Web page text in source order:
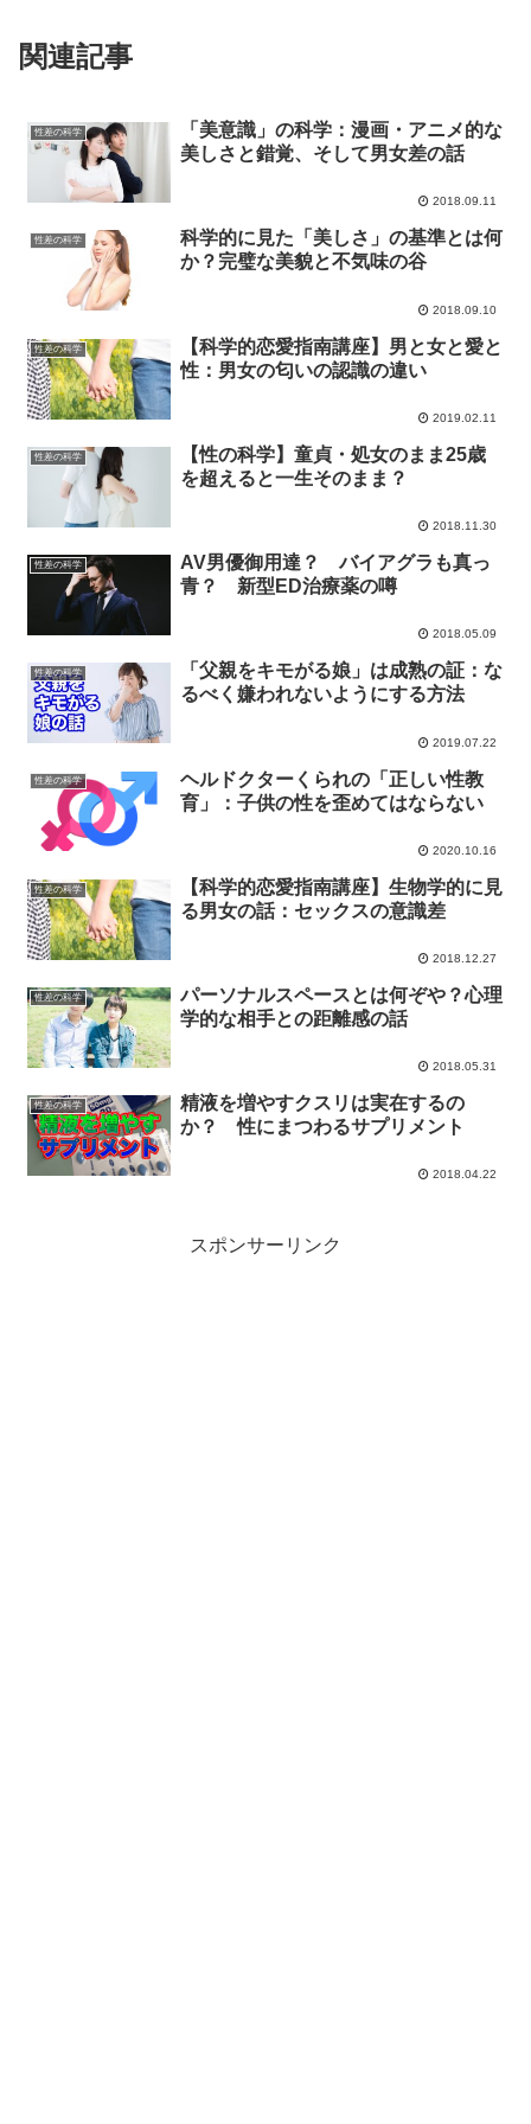
関連記事
性差の科学
「美意識」の科学：漫画・アニメ的な
美しさと錯覚、そして男女差の話
2018.09.11
性差の科学
科学的に見た「美しさ」の基準とは何
か？完璧な美貌と不気味の谷
2018.09.10
性差の科学
【科学的恋愛指南講座】男と女と愛と
性：男女の匂いの認識の違い
2019.02.11
性差の科学
【性の科学】童貞・処女のまま25歳
を超えると一生そのまま？
2018.11.30
性差の科学
AV男優御用達？ バイアグラも真っ
青？ 新型ED治療薬の噂
2018.05.09
性差の科学
「父親をキモがる娘」は成熟の証：な
るべく嫌われないようにする方法
2019.07.22
性差の科学
ヘルドクターくられの「正しい性教
育」：子供の性を歪めてはならない
2020.10.16
性差の科学
【科学的恋愛指南講座】生物学的に見
る男女の話：セックスの意識差
2018.12.27
性差の科学
パーソナルスペースとは何ぞや？心理
学的な相手との距離感の話
2018.05.31
性差の科学
精液を増やすクスリは実在するの
か？ 性にまつわるサプリメント
2018.04.22
スポンサーリンク